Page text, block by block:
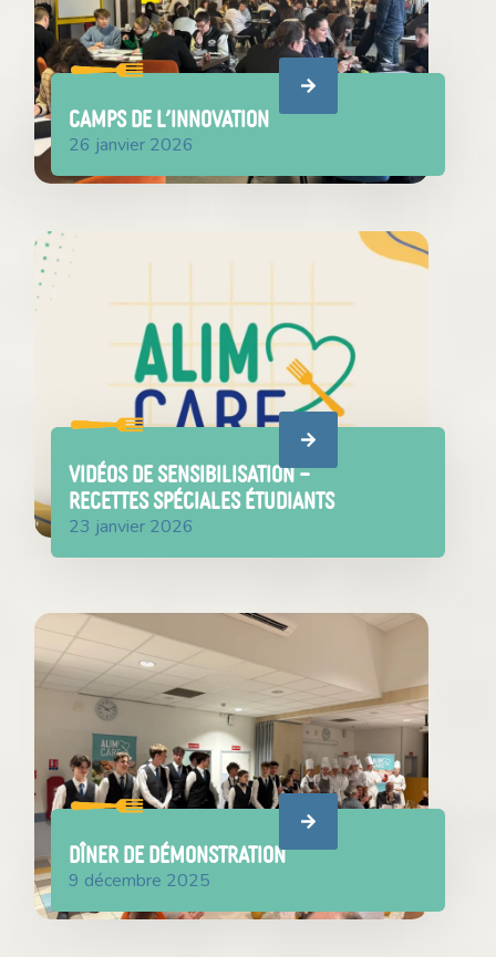
CAMPS DE l’INNOVATION
26 janvier 2026
VIDÉOS DE SENSIBILISATION –
RECETTES SPÉCIALES ÉTUDIANTS
23 janvier 2026
DÎNER DE DÉMONSTRATION
9 décembre 2025